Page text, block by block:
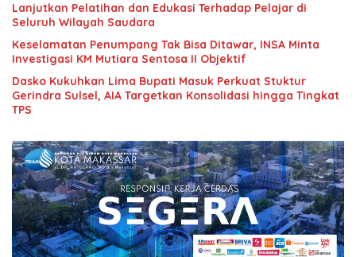
Lanjutkan Pelatihan dan Edukasi Terhadap Pelajar di
Seluruh Wilayah Saudara
Keselamatan Penumpang Tak Bisa Ditawar, INSA Minta
Investigasi KM Mutiara Sentosa II Objektif
Dasko Kukuhkan Lima Bupati Masuk Perkuat Stuktur
Gerindra Sulsel, AIA Targetkan Konsolidasi hingga Tingkat
TPS